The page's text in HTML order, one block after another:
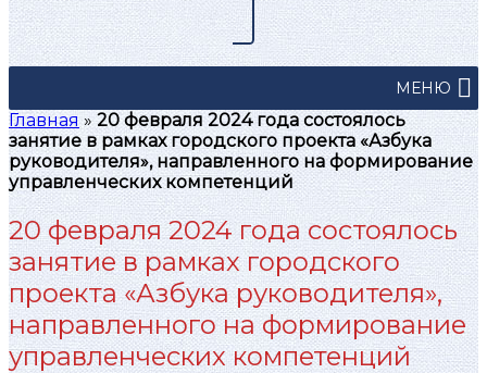
МЕНЮ
Главная » 20 февраля 2024 года состоялось
занятие в рамках городского проекта «Азбука
руководителя», направленного на формирование
управленческих компетенций
20 февраля 2024 года состоялось
занятие в рамках городского
проекта «Азбука руководителя»,
направленного на формирование
управленческих компетенций